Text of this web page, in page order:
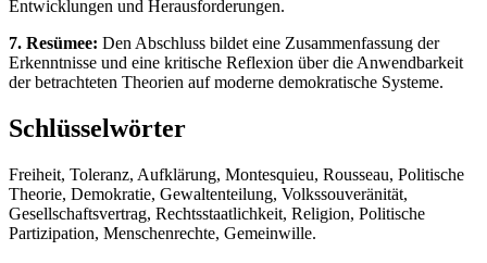
Entwicklungen und Herausforderungen.
7. Resümee: Den Abschluss bildet eine Zusammenfassung der
Erkenntnisse und eine kritische Reflexion über die Anwendbarkeit
der betrachteten Theorien auf moderne demokratische Systeme.
Schlüsselwörter
Freiheit, Toleranz, Aufklärung, Montesquieu, Rousseau, Politische
Theorie, Demokratie, Gewaltenteilung, Volkssouveränität,
Gesellschaftsvertrag, Rechtsstaatlichkeit, Religion, Politische
Partizipation, Menschenrechte, Gemeinwille.